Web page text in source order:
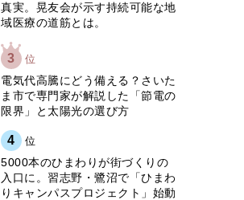
真実。晃友会が示す持続可能な地
域医療の道筋とは。
3 位
電気代高騰にどう備える？さいた
ま市で専門家が解説した「節電の
限界」と太陽光の選び方
4 位
5000本のひまわりが街づくりの
入口に。習志野・鷺沼で「ひまわ
りキャンパスプロジェクト」始動